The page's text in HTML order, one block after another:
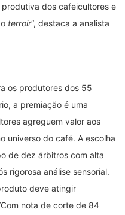
dos cafeicultores e
terroir”, destaca a analista
os produtores dos 55
a premiação é uma
agreguem valor aos
universo do café. A escolha
de dez árbitros com alta
rigorosa análise sensorial.
deve atingir
nota de corte de 84